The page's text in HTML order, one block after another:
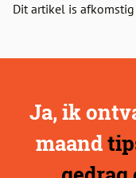
Dit artikel is
Ja, ik
maand